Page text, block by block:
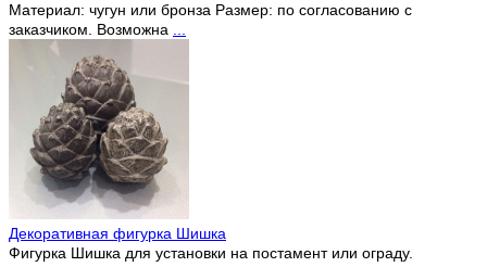
Материал: чугун или бронза Размер: по согласованию с
заказчиком. Возможна
Декоративная фигурка Шишка
Фигурка Шишка для установки на постамент или ограду.